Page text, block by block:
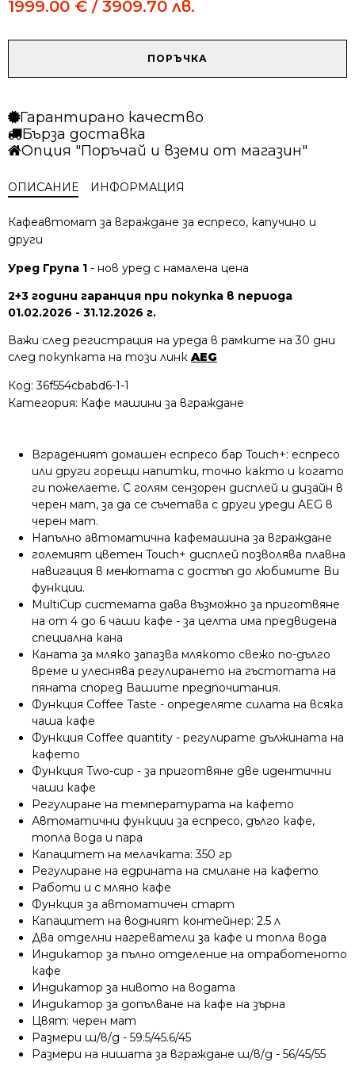
price
2349.00 €
1999.00 € / 3909.70 лв.
price
1999.00 €
AEG
NKC9N8T
black
ПОРЪЧКА
Гарантирано качество
Бърза доставка
Опция "Поръчай и вземи от магазин"
ОПИСАНИЕ ИНФОРМАЦИЯ
Кафеавтомат за вграждане за еспресо, капучино и
други
Уред Група 1 - нов уред с намалена цена
2+3 години гаранция при покупка в периода
01.02.2026 - 31.12.2026 г.
Важи след регистрация на уреда в рамките на 30 дни
след покупката на този линк AEG
Код:36f554cbabd6-1-1
Категория: Кафе машини за вграждане
Вграденият домашен еспресо бар Touch+: еспресо
или други горещи напитки, точно както и когато
ги пожелаете. С голям сензорен дисплей и дизайн в
черен мат, за да се съчетава с други уреди AEG в
черен мат.
Напълно автоматична кафемашина за вграждане
големият цветен Touch+ дисплей позволява плавна
навигация в менютата с достъп до любимите Ви
функции.
MultiCup системата дава възможно за приготвяне
на от 4 до 6 чаши кафе - за целта има предвидена
специална кана
Каната за мляко запазва млякото свежо по-дълго
време и улеснява регулирането на гъстотата на
пяната според Вашите предпочитания.
Функция Coffee Taste - определяте силата на всяка
чаша кафе
Функция Coffee quantity - регулирате дължината на
кафето
Функция Two-cup - за приготвяне две идентични
чаши кафе
Регулиране на температурата на кафето
Автоматични функции за еспресо, дълго кафе,
топла вода и пара
Капацитет на мелачката: 350 гр
Регулиране на едрината на смилане на кафето
Работи и с мляно кафе
Функция за автоматичен старт
Капацитет на водният контейнер: 2.5 л
Два отделни нагреватели за кафе и топла вода
Индикатор за пълно отделение на отработеното
кафе
Индикатор за нивото на водата
Индикатор за допълване на кафе на зърна
Цвят: черен мат
Размери ш/в/д - 59.5/45.6/45
Размери на нишата за вграждане ш/в/д - 56/45/55